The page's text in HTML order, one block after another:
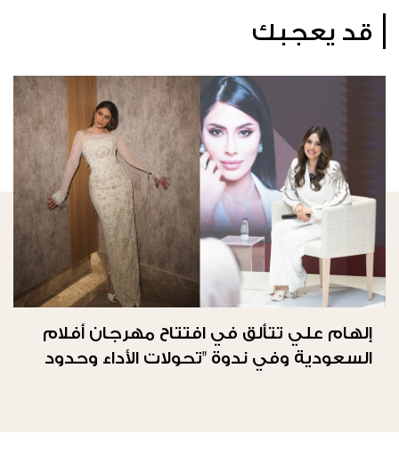
قد يعجبك
إلهام علي تتألق في افتتاح مهرجان أفلام
السعودية وفي ندوة "تحولات الأداء وحدود